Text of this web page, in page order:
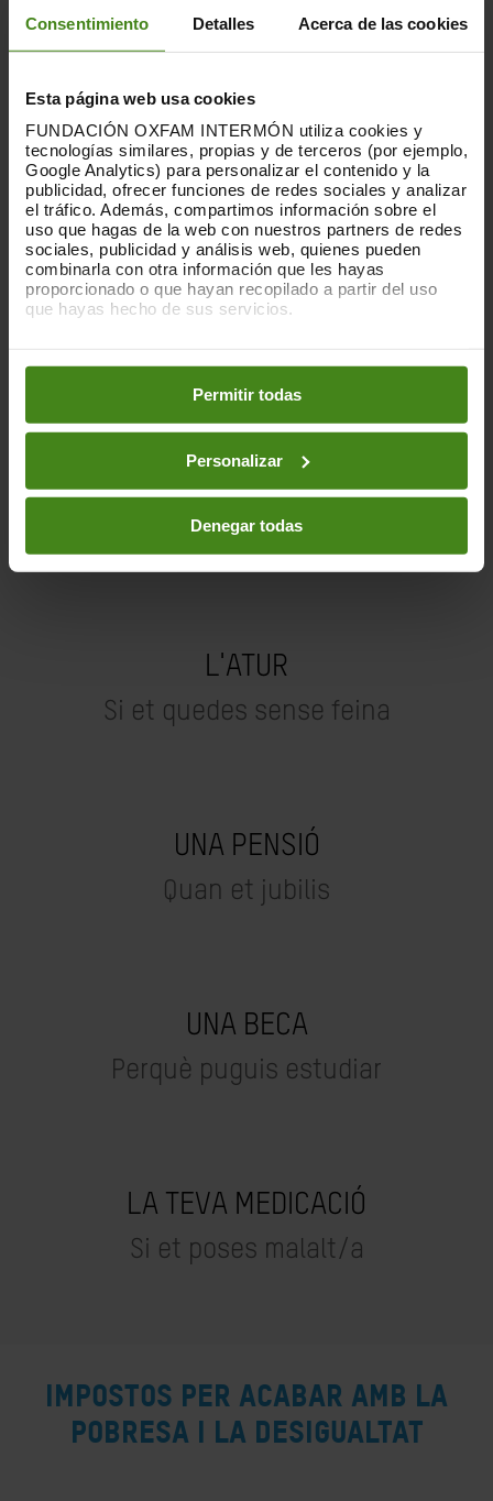
Consentimiento Detalles Acerca de las cookies
Esta página web usa cookies
FUNDACIÓN OXFAM INTERMÓN utiliza cookies y
tecnologías similares, propias y de terceros (por ejemplo,
Google Analytics) para personalizar el contenido y la
publicidad, ofrecer funciones de redes sociales y analizar
el tráfico. Además, compartimos información sobre el
uso que hagas de la web con nuestros partners de redes
sociales, publicidad y análisis web, quienes pueden
combinarla con otra información que les hayas
proporcionado o que hayan recopilado a partir del uso
que hayas hecho de sus servicios.
preferencias accediendo a nuestraPolítica de Cookieso
en los botones facilitados a continuación:
Permitir todas
Personalizar
Denegar todas
escombraries recollides
Perquè, què et semblaria si no hi
hagués col·legis públics ni hospitals
ni bombers ni policies? Què et
semblaria si no hi hagués llum als
carrers o no es recollissin les
públiques són per el benefici de
totes.
I què permeten pagar?
L'ATUR
Si et quedes sense feina
UNA PENSIÓ
Quan et jubilis
UNA BECA
Perquè puguis estudiar
LA TEVA MEDICACIÓ
Si et poses malalt/a
Impostos per acabar amb la
pobresa i la desigualtat